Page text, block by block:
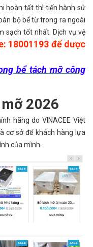
hoàn tất thì tiến hành sử
bộ bể từ trong ra ngoài
sạch tốt nhất. Dịch vụ vệ
18001193 để dược
bể tách mỡ công
2026
hãng do VINACEE Việt
cơ sở để khách hàng lựa
của mình.